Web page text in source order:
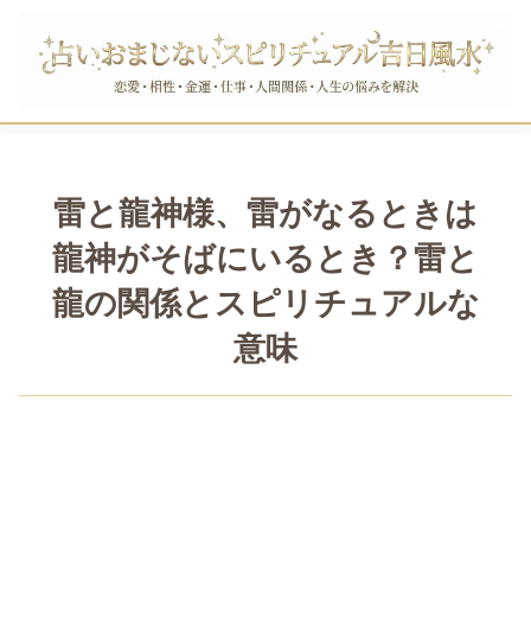
雷と龍神様、雷がなるときは
龍神がそばにいるとき？雷と
龍の関係とスピリチュアルな
意味